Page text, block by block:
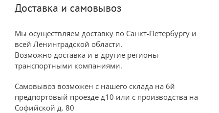
Доставка и самовывоз
Мы осуществляем доставку по Санкт-Петербургу и
всей Ленинградской области.
Возможно доставка и в другие регионы
транспортными компаниями.
Самовывоз возможен с нашего склада на 6й
предпортовый проезде д10 или с производства на
Софийской д. 80